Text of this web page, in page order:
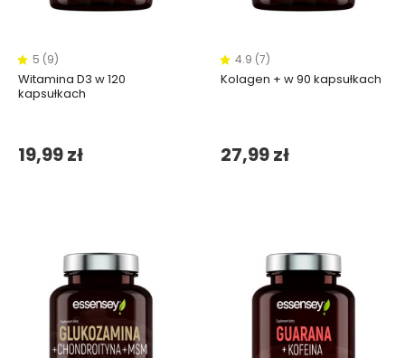
5 (9)
Witamina D3 w 120
kapsułkach
19,99 zł
4.9 (7)
Kolagen + w 90 kapsułkach
27,99 zł